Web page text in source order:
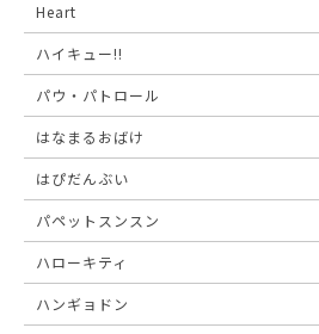
Heart
ハイキュー!!
パウ・パトロール
はなまるおばけ
はぴだんぶい
パペットスンスン
ハローキティ
ハンギョドン